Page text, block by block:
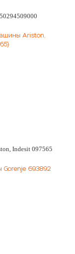
Indesit 097565